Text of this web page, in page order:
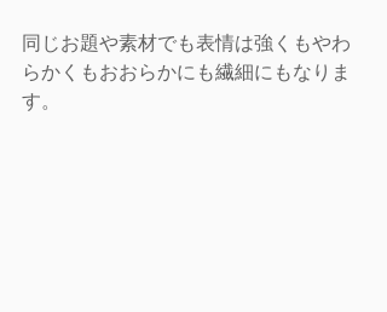
同じお題や素材でも表情は強くもやわ
らかくもおおらかにも繊細にもなりま
す。